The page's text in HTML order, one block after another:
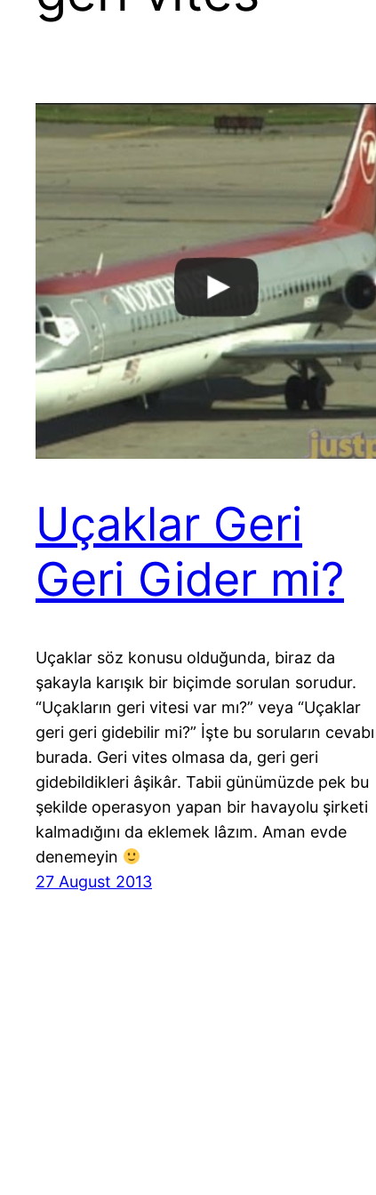
Uçaklar Geri
Geri Gider mi?
Uçaklar söz konusu olduğunda, biraz da
şakayla karışık bir biçimde sorulan sorudur.
“Uçakların geri vitesi var mı?” veya “Uçaklar
geri geri gidebilir mi?” İşte bu soruların cevabı
burada. Geri vites olmasa da, geri geri
gidebildikleri âşikâr. Tabii günümüzde pek bu
şekilde operasyon yapan bir havayolu şirketi
kalmadığını da eklemek lâzım. Aman evde
denemeyin
27 August 2013